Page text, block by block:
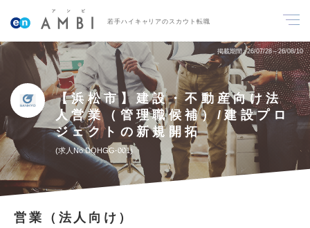
若手ハイキャリアのスカウト転職
掲載期間 26/07/28～26/08/10
【浜松市】建設・不動産向け法
人営業（管理職候補）/建設プロ
ジェクトの新規開拓
求人No.DQHGG-001
営業（法人向け）